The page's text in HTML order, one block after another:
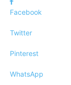
Facebook
Twitter
Pinterest
WhatsApp